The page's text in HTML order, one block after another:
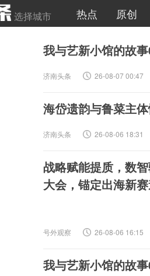
选择城市 热点 原创
我与艺新小馆的故
济南头条 26-08-07 00:47
海岱遗韵与鲁菜主
济南头条 26-08-06 18:31
战略赋能提质，数
号外观察 26-08-06 16:15
我与艺新小馆的故